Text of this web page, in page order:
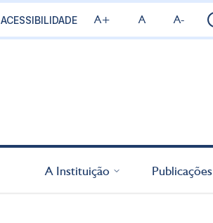
ACESSIBILIDADE A+ A A-
A Instituição Publicações